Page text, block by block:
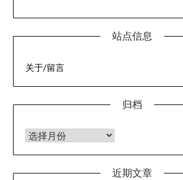
站点信息
关于/留言
归档
归档
近期文章